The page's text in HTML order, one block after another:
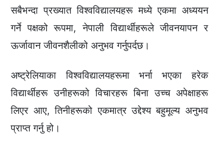
सबैभन्दा प्रख्यात विश्वविद्यालयहरू मध्ये एकमा अध्ययन
गर्ने पक्षको रूपमा, नेपाली विद्यार्थीहरूले जीवनयापन र
ऊर्जावान जीवनशैलीको अनुभव गर्नुपर्दछ।
अष्ट्रेलियाका विश्वविद्यालयहरूमा भर्ना भएका हरेक
विद्यार्थीहरू उनीहरूको विचारहरू बिना उच्च अपेक्षाहरू
लिएर आए, तिनीहरूको एकमात्र उद्देश्य बहुमूल्य अनुभव
प्राप्त गर्नु हो।